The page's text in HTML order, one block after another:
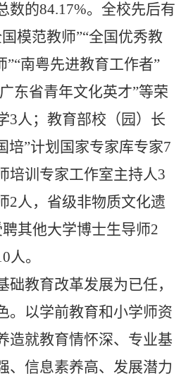
数的84.17%。全校先后有
模范教师”“全国优秀教
”“南粤先进教育工作者”
东省青年文化英才”等荣
3人；教育部校（园）长
培”计划国家专家库专家7
培训专家工作室主持人3
2人，省级非物质文化遗
其他大学博士生导师2
人。
础教育改革发展为已任，
。以学前教育和小学师资
造就教育情怀深、专业基
、信息素养高、发展潜力